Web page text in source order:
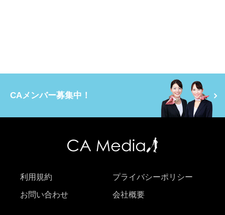
CAメンバー募集中！
利用規約 プライバシーポリシー
お問い合わせ 会社概要